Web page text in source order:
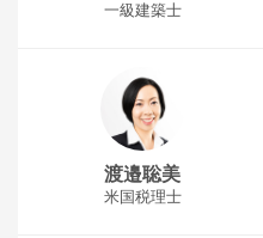
一級建築士
渡邉聡美
米国税理士